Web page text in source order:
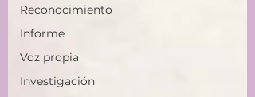
Reconocimiento
Informe
Voz propia
Investigación